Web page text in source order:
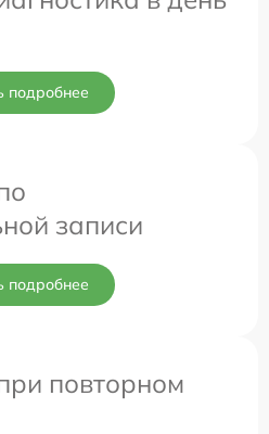
подробнее
записи
подробнее
повторном